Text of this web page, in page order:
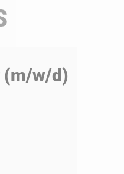
(m/w/d)